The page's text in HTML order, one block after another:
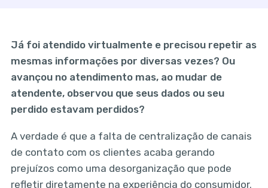
Já foi atendido virtualmente e precisou repetir as
mesmas informações por diversas vezes? Ou
avançou no atendimento mas, ao mudar de
atendente, observou que seus dados ou seu
perdido estavam perdidos?
A verdade é que a falta de centralização de canais
de contato com os clientes acaba gerando
prejuízos como uma desorganização que pode
refletir diretamente na experiência do consumidor.